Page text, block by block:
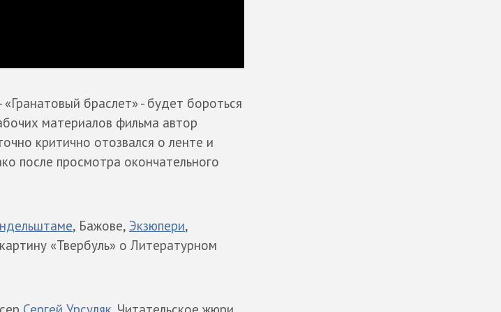
браслет» - будет бороться
материалов фильма автор
критично отозвался о ленте и
после просмотра окончательного
, Бажове, Экзюпери,
«Твербуль» о Литературном